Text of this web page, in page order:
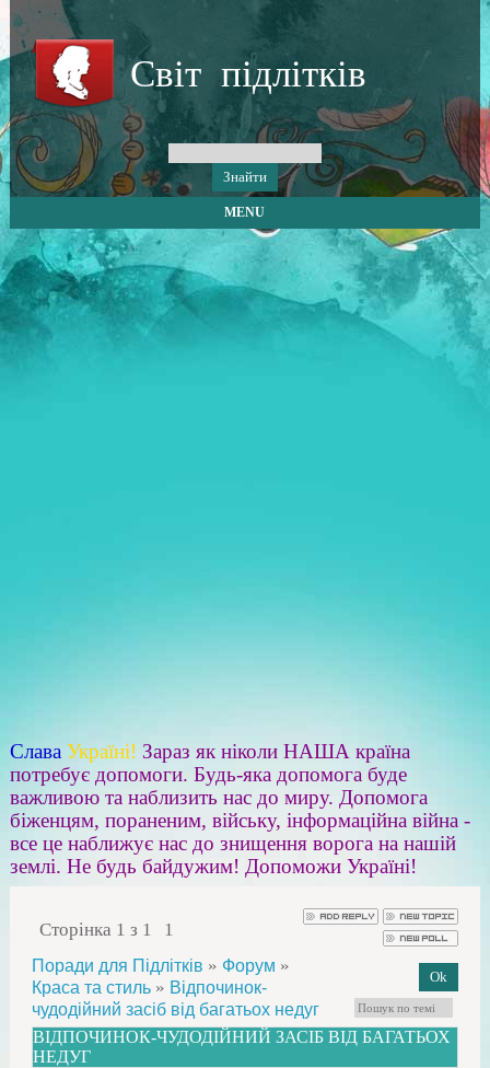
Світ підлітків
MENU
Слава Україні! Зараз як ніколи НАША країна
потребує допомоги. Будь-яка допомога буде
важливою та наблизить нас до миру. Допомога
біженцям, пораненим, війську, інформаційна війна -
все це наближує нас до знищення ворога на нашій
землі. Не будь байдужим! Допоможи Україні!
Сторінка 1 з 1 1
Поради для Підлітків » Форум »
Краса та стиль » Відпочинок-
чудодійний засіб від багатьох недуг
ВІДПОЧИНОК-ЧУДОДІЙНИЙ ЗАСІБ ВІД БАГАТЬОХ
НЕДУГ